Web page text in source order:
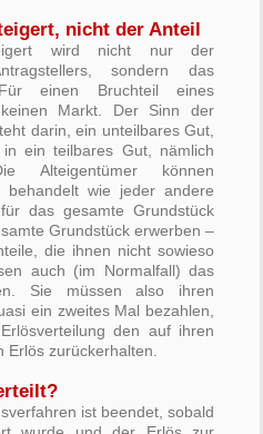
nicht der Anteil
wird nicht nur der
sondern das
einen Bruchteil eines
Markt. Der Sinn der
darin, ein unteilbares Gut,
ein teilbares Gut, nämlich
Alteigentümer können
behandelt wie jeder andere
das gesamte Grundstück
Grundstück erwerben –
die ihnen nicht sowieso
auch (im Normalfall) das
Sie müssen also ihren
ein zweites Mal bezahlen,
den auf ihren
Erlös zurückerhalten.
ist beendet, sobald